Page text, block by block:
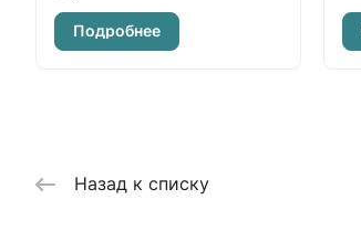
Подробнее
Назад к списку